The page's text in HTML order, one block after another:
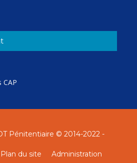
Pénitentiaire © 2014-2022 -
Plan du site Administration